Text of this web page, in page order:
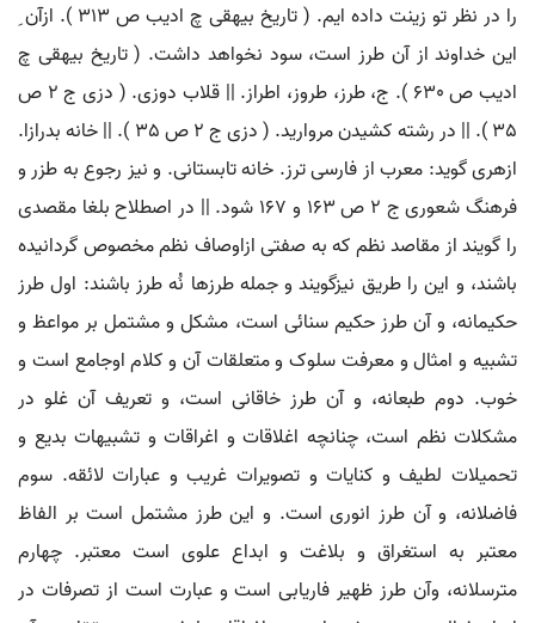
را در نظر تو زینت داده ایم. ( تاریخ بیهقی چ ادیب ص 313 ). ازآن ِ
این خداوند از آن طرز است، سود نخواهد داشت. ( تاریخ بیهقی چ
ادیب ص 630 ). ج، طرز، طروز، اطراز. || قلاب دوزی. ( دزی ج 2 ص
35 ). || در رشته کشیدن مروارید. ( دزی ج 2 ص 35 ). || خانه بدرازا.
ازهری گوید: معرب از فارسی ترز. خانه تابستانی. و نیز رجوع به طزر و
فرهنگ شعوری ج 2 ص 163 و 167 شود. || در اصطلاح بلغا مقصدی
را گویند از مقاصد نظم که به صفتی ازاوصاف نظم مخصوص گردانیده
باشند، و این را طریق نیزگویند و جمله طرزها نُه طرز باشند: اول طرز
حکیمانه، و آن طرز حکیم سنائی است، مشکل و مشتمل بر مواعظ و
تشبیه و امثال و معرفت سلوک و متعلقات آن و کلام اوجامع است و
خوب. دوم طبعانه، و آن طرز خاقانی است، و تعریف آن غلو در
مشکلات نظم است، چنانچه اغلاقات و اغراقات و تشبیهات بدیع و
تحمیلات لطیف و کنایات و تصویرات غریب و عبارات لائقه. سوم
فاضلانه، و آن طرز انوری است. و این طرز مشتمل است بر الفاظ
معتبر به استغراق و بلاغت و ابداع علوی است معتبر. چهارم
مترسلانه، وآن طرز ظهیر فاریابی است و عبارت است از تصرفات در